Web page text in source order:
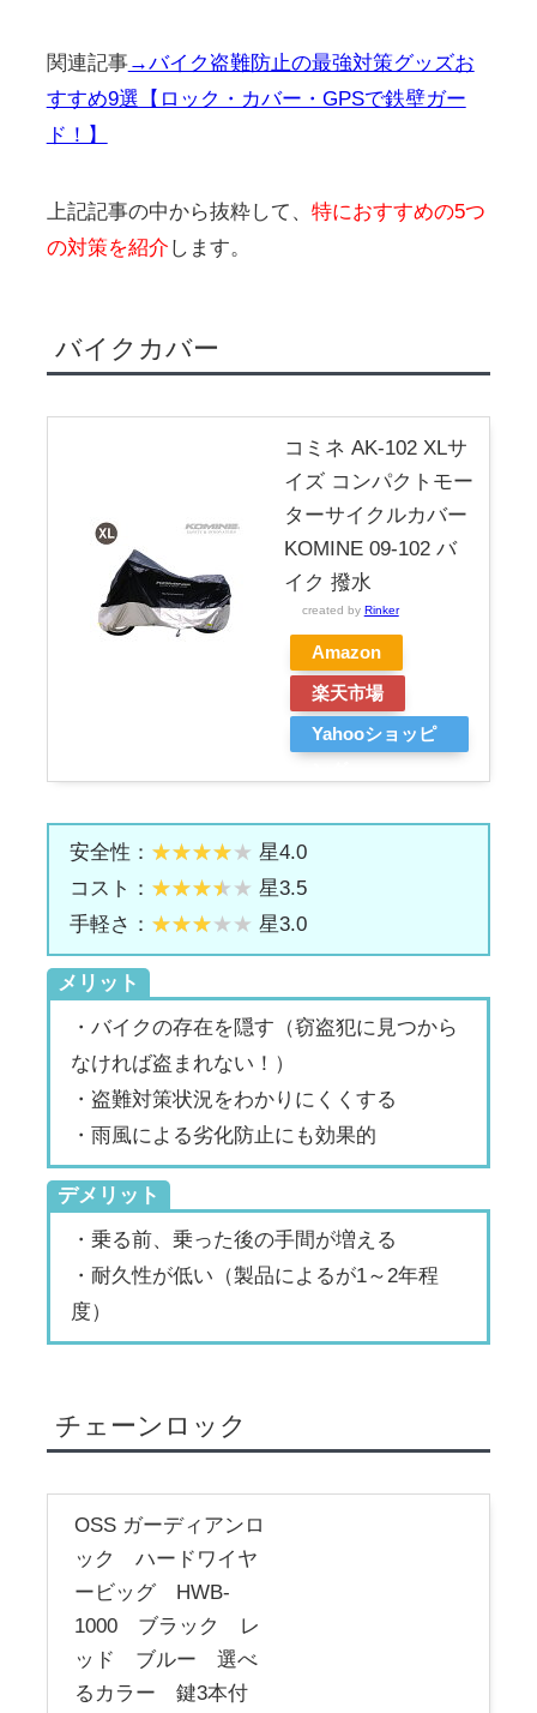
関連記事→バイク盗難防止の最強対策グッズお
すすめ9選【ロック・カバー・GPSで鉄壁ガー
ド！】
上記記事の中から抜粋して、 特におすすめの5つ
の対策を紹介 します。
バイクカバー
コミネ AK-102 XLサ
イズ コンパクトモー
ターサイクルカバー
KOMINE 09-102 バ
イク 撥水
created by Rinker
Amazon
楽天市場
Yahooショッピ
安全性：
星4.0
コスト：
星3.5
手軽さ：
星3.0
メリット
・バイクの存在を隠す（窃盗犯に見つから
なければ盗まれない！）
・盗難対策状況をわかりにくくする
・雨風による劣化防止にも効果的
デメリット
・乗る前、乗った後の手間が増える
・耐久性が低い（製品によるが1～2年程
度）
チェーンロック
OSS ガーディアンロ
ック ハードワイヤ
ービッグ HWB-
1000 ブラック レ
ッド ブルー 選べ
るカラー 鍵3本付